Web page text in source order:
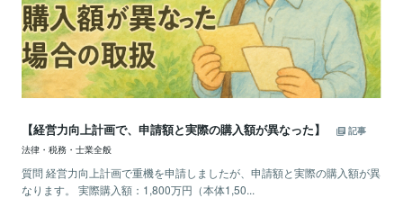
【経営力向上計画で、申請額と実際の購入額が異なった】
記事
法律・税務・士業全般
質問 経営力向上計画で重機を申請しましたが、申請額と実際の購入額が異
なります。 実際購入額：1,800万円（本体1,50...